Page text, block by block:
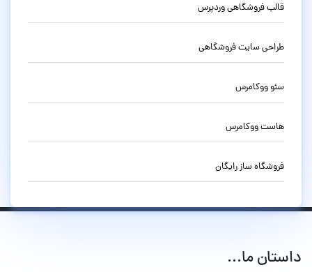
قالب فروشگاهی وردپرس
طراحی سایت فروشگاهی
سئو ووکامرس
هاست ووکامرس
فروشگاه ساز رایگان
داستان ما...